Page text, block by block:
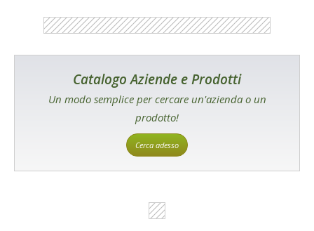
Catalogo Aziende e Prodotti
Un modo semplice per cercare un'azienda o un
prodotto!
Cerca adesso